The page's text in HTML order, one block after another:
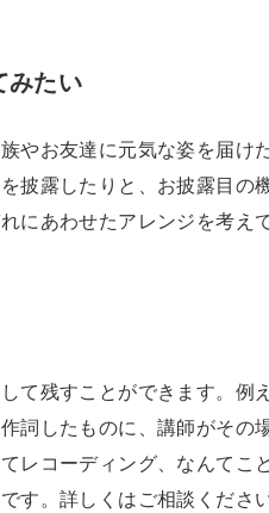
みたい
やお友達に元気な姿を届け
披露したりと、お披露目の
にあわせたアレンジを考え
て残すことができます。例
詞したものに、講師がその
レコーディング、なんてこ
す。詳しくはご相談くださ